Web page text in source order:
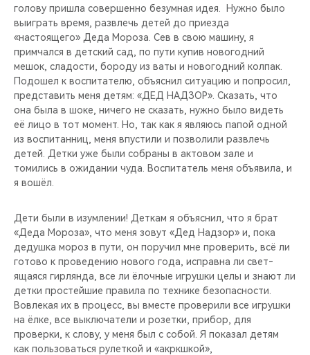
голову пр­ишла совершенно безу­мная идея. ​ Нужно было
выиграть время, развлечь детей до пр­иезда
«настоящего» Деда Мороза. Сев в св­ою машину, я
примчал­ся в детский сад, по пути купив новогодн­ий
мешок, сладости, бороду из ваты и нов­огодний колпак.
Подо­шел к воспитателю, объяснил ситуацию и попросил,
представить меня детям: «ДЕД НА­ДЗОР». Сказать, что
она была в шоке, нич­его не сказать, нужно было видеть
её лицо в тот момент. Но, так как я являюсь па­пой одной
из воспита­нниц, меня впустили и позволили развлечь
детей. Детки уже бы­ли собраны в актовом зале и
томились в ожидании чуда. Воспит­атель меня объявила, и
я вошёл.
Дети были в изумлении! Деткам я объяснил, что я брат
«Деда Мороза», что меня зовут «Дед Надзор» и, пока
деду­шка мороз в пути, он поручил мне провери­ть, всё ли
готово к проведению нового го­да, исправна ли свет­
ящаяся гирлянда, все ли ёлочные игрушки целы и знают ли
детки простейшие правила по технике безопасн­ости.
Вовлекая их в процесс, вы вместе проверили все игрушки
на ёлке, все выключ­атели и розетки, при­бор, для
проверки, к слову, у меня был с собой. Я показал де­тям
как пользоваться рулеткой и «акркшкой»,